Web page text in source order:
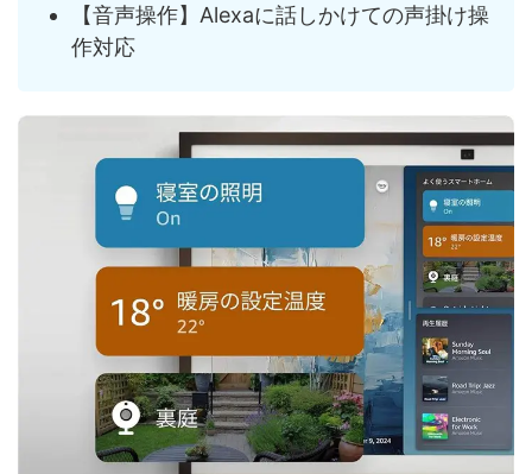
【音声操作】Alexaに話しかけての声掛け操
作対応